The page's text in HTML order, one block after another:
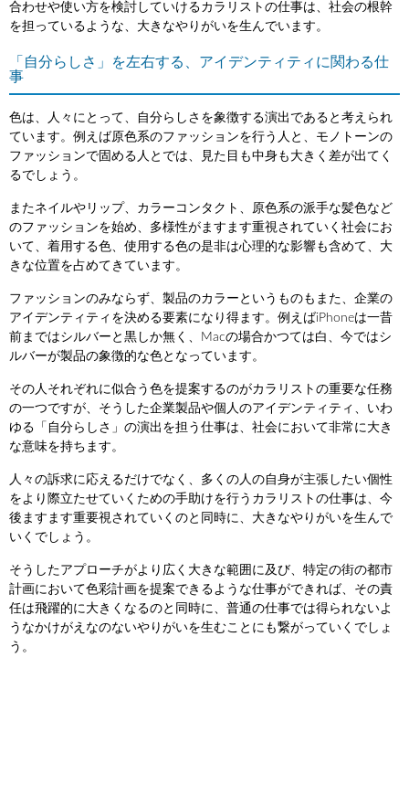
合わせや使い方を検討していけるカラリストの仕事は、社会の根幹
を担っているような、大きなやりがいを生んでいます。
「自分らしさ」を左右する、アイデンティティに関わる仕
事
色は、人々にとって、自分らしさを象徴する演出であると考えられ
ています。例えば原色系のファッションを行う人と、モノトーンの
ファッションで固める人とでは、見た目も中身も大きく差が出てく
るでしょう。
またネイルやリップ、カラーコンタクト、原色系の派手な髪色など
のファッションを始め、多様性がますます重視されていく社会にお
いて、着用する色、使用する色の是非は心理的な影響も含めて、大
きな位置を占めてきています。
ファッションのみならず、製品のカラーというものもまた、企業の
アイデンティティを決める要素になり得ます。例えばiPhoneは一昔
前まではシルバーと黒しか無く、Macの場合かつては白、今ではシ
ルバーが製品の象徴的な色となっています。
その人それぞれに似合う色を提案するのがカラリストの重要な任務
の一つですが、そうした企業製品や個人のアイデンティティ、いわ
ゆる「自分らしさ」の演出を担う仕事は、社会において非常に大き
な意味を持ちます。
人々の訴求に応えるだけでなく、多くの人の自身が主張したい個性
をより際立たせていくための手助けを行うカラリストの仕事は、今
後ますます重要視されていくのと同時に、大きなやりがいを生んで
いくでしょう。
そうしたアプローチがより広く大きな範囲に及び、特定の街の都市
計画において色彩計画を提案できるような仕事ができれば、その責
任は飛躍的に大きくなるのと同時に、普通の仕事では得られないよ
うなかけがえなのないやりがいを生むことにも繋がっていくでしょ
う。